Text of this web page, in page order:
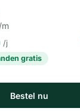
/m
/j
gratis
Bestel nu